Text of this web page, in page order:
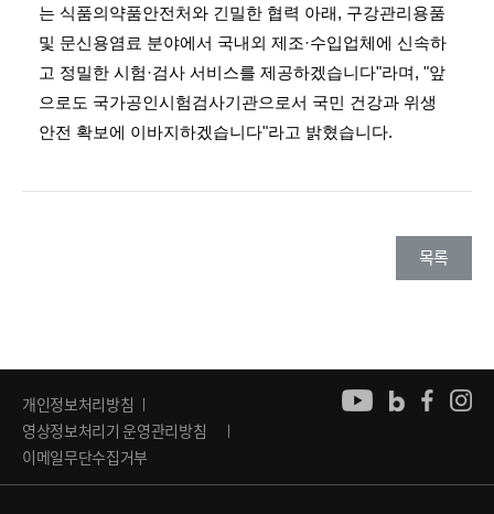
는 식품의약품안전처와 긴밀한 협력 아래, 구강관리용품
및 문신용염료 분야에서 국내외 제조·수입업체에 신속하
고 정밀한 시험·검사 서비스를 제공하겠습니다"라며, "앞
으로도 국가공인시험검사기관으로서 국민 건강과 위생
안전 확보에 이바지하겠습니다"라고 밝혔습니다.
목록
개인정보처리방침
영상정보처리기 운영관리방침
이메일무단수집거부